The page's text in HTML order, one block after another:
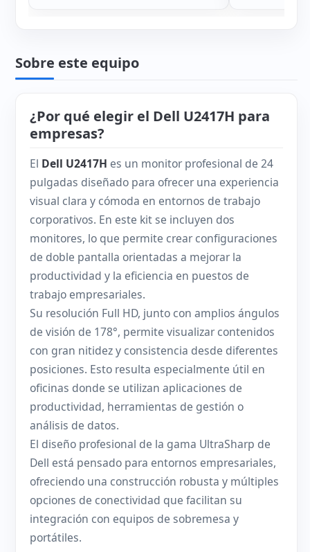
Sobre este equipo
¿Por qué elegir el Dell U2417H para
empresas?
El Dell U2417H es un monitor profesional de 24
pulgadas diseñado para ofrecer una experiencia
visual clara y cómoda en entornos de trabajo
corporativos. En este kit se incluyen dos
monitores, lo que permite crear configuraciones
de doble pantalla orientadas a mejorar la
productividad y la eficiencia en puestos de
trabajo empresariales.
Su resolución Full HD, junto con amplios ángulos
de visión de 178°, permite visualizar contenidos
con gran nitidez y consistencia desde diferentes
posiciones. Esto resulta especialmente útil en
oficinas donde se utilizan aplicaciones de
productividad, herramientas de gestión o
análisis de datos.
El diseño profesional de la gama UltraSharp de
Dell está pensado para entornos empresariales,
ofreciendo una construcción robusta y múltiples
opciones de conectividad que facilitan su
integración con equipos de sobremesa y
portátiles.